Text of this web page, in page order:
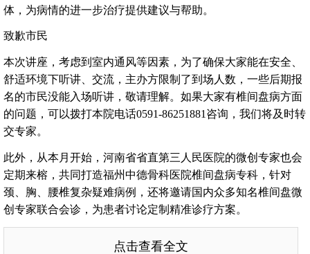
体，为病情的进一步治疗提供建议与帮助。
致歉市民
本次讲座，考虑到室内通风等因素，为了确保大家能在安全、
舒适环境下听讲、交流，主办方限制了到场人数，一些后期报
名的市民没能入场听讲，敬请理解。如果大家有椎间盘病方面
的问题，可以拨打本院电话0591-86251881咨询，我们将及时转
交专家。
此外，从本月开始，河南省省直第三人民医院的微创专家也会
定期来榕，共同打造福州中德骨科医院椎间盘病专科，针对
颈、胸、腰椎复杂疑难病例，还将邀请国内众多知名椎间盘微
创专家联合会诊，为患者讨论定制精准诊疗方案。
点击查看全文